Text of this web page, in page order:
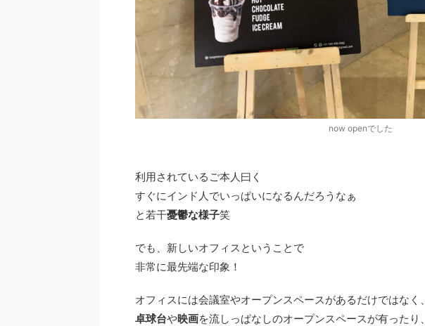
now openでした
利用されているご本人曰く
すぐにインド人でいっぱいになるんだろうなぁ
と若干憂鬱な様子笑
でも、新しいオフィスということで
非常に最先端な印象！
オフィスには会議室やオープンスペースがあるだけではなく、
卓球台や映画を流しっぱなしのオープンスペースが有ったり、